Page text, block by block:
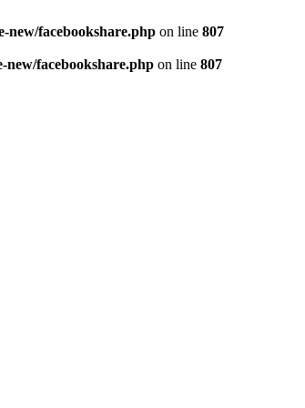
new/facebookshare.php on line 807
facebookshare.php on line 807